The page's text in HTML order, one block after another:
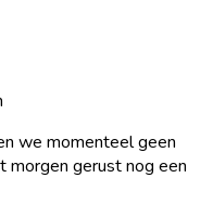
we momenteel geen
morgen gerust nog een